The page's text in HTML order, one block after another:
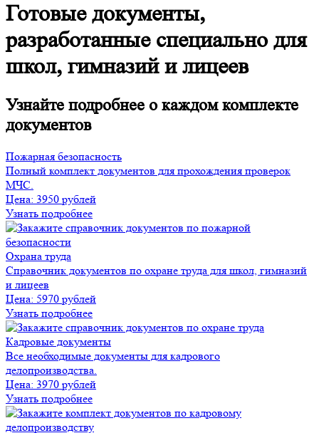
Готовые документы,
разработанные специально для
школ, гимназий и лицеев
Узнайте подробнее о каждом комплекте
документов
Пожарная безопасность
Полный комплект документов для прохождения проверок
МЧС.
Цена: 3950 рублей
Узнать подробнее
Охрана труда
Справочник документов по охране труда для школ, гимназий
и лицеев
Цена: 5970 рублей
Узнать подробнее
Кадровые документы
Все необходимые документы для кадрового
делопроизводства.
Цена: 3970 рублей
Узнать подробнее